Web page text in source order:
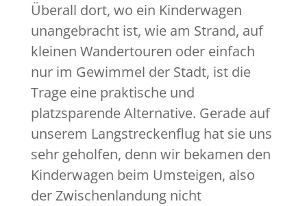
Überall dort, wo ein Kinderwagen
unangebracht ist, wie am Strand, auf
kleinen Wandertouren oder einfach
nur im Gewimmel der Stadt, ist die
Trage eine praktische und
platzsparende Alternative. Gerade auf
unserem Langstreckenflug hat sie uns
sehr geholfen, denn wir bekamen den
Kinderwagen beim Umsteigen, also
der Zwischenlandung nicht